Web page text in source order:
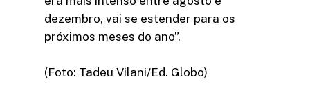
dezembro, vai se estender para os
próximos meses do ano”.
(Foto: Tadeu Vilani/Ed. Globo)